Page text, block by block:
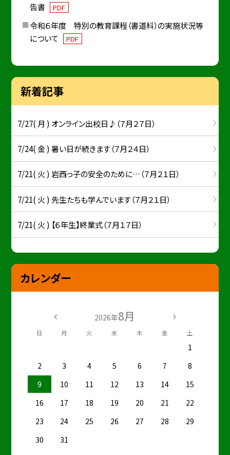
告書
PDF
令和６年度 特別の教育課程（書道科）の実施状況等
について
PDF
新着記事
7/27( 月 ) オンライン出校日♪（７月２７日）
7/24( 金 ) 暑い日が続きます（７月２４日）
7/21( 火 ) 岩西っ子の安全のために…（７月２１日）
7/21( 火 ) 先生たちも学んでいます（７月２１日）
7/21( 火 ) 【６年生】終業式（７月１７日）
カレンダー
2026年8月
日 月 火 水 木 金 土
1
2
3 4 5 6 7
8
9
10 11 12 13 14
15
16
17 18 19 20 21
22
23
24 25 26 27 28
29
30
31